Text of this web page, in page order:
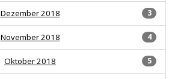
3
Dezember 2018
4
November 2018
5
Oktober 2018